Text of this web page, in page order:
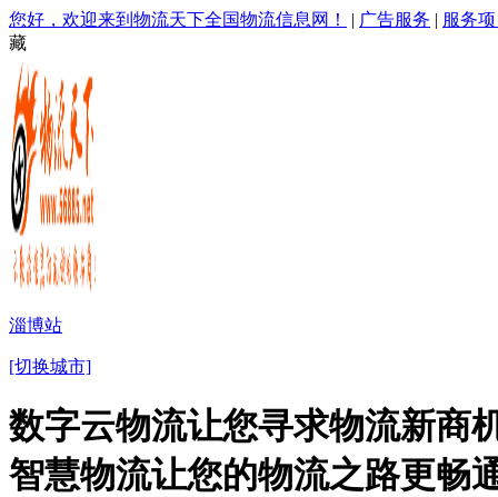
您好，欢迎来到物流天下全国物流信息网！ | 广告服务 | 服务
藏
淄博站
[切换城市]
数字云物流让您寻求物流新商
智慧物流让您的物流之路更畅